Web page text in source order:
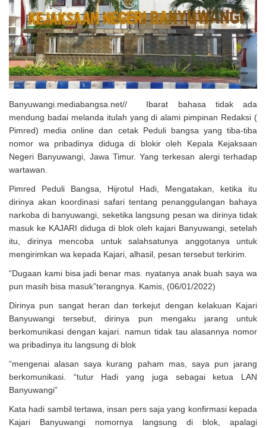
Uji Coba Program NADI JKN
Banyuwangi.mediabangsa.net// Ibarat bahasa tidak ada
mendung badai melanda itulah yang di alami pimpinan Redaksi (
Pimred) media online dan cetak Peduli bangsa yang tiba-tiba
nomor wa pribadinya diduga di blokir oleh Kepala Kejaksaan
Negeri Banyuwangi, Jawa Timur. Yang terkesan alergi terhadap
wartawan.
Pimred Peduli Bangsa, Hijrotul Hadi, Mengatakan, ketika itu
dirinya akan koordinasi safari tentang penanggulangan bahaya
narkoba di banyuwangi, seketika langsung pesan wa dirinya tidak
masuk ke KAJARI diduga di blok oleh kajari Banyuwangi, setelah
itu, dirinya mencoba untuk salahsatunya anggotanya untuk
mengirimkan wa kepada Kajari, alhasil, pesan tersebut terkirim.
“Dugaan kami bisa jadi benar mas. nyatanya anak buah saya wa
pun masih bisa masuk”terangnya. Kamis, (06/01/2022)
Dirinya pun sangat heran dan terkejut dengan kelakuan Kajari
Banyuwangi tersebut, dirinya pun mengaku jarang untuk
berkomunikasi dengan kajari. namun tidak tau alasannya nomor
wa pribadinya itu langsung di blok
“mengenai alasan saya kurang paham mas, saya pun jarang
berkomunikasi. “tutur Hadi yang juga sebagai ketua LAN
Banyuwangi”
Kata hadi sambil tertawa, insan pers saja yang konfirmasi kepada
Kajari Banyuwangi nomornya langsung di blok, apalagi